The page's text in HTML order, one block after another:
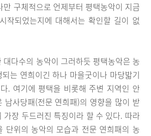
만 구체적으로 언제부터 평택농악이 지금
작되었는지에 대해서는 확인할 길이 없
대다수의 농악이 그러하듯 평택농악은 농
는 연희이긴 하나 마을굿이나 마당밟기
. 여기에 평택을 비롯해 주변 지역인 안
남사당패(전문 연희패)의 영향을 많이 받
가장 두드러진 특징이라 할 수 있다. 따라
단위의 농악의 모습과 전문 연희패의 농